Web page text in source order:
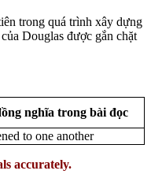
trong quá trình xây dựng
Douglas được gắn chặt
nghĩa trong bài đọc
to one another
accurately.